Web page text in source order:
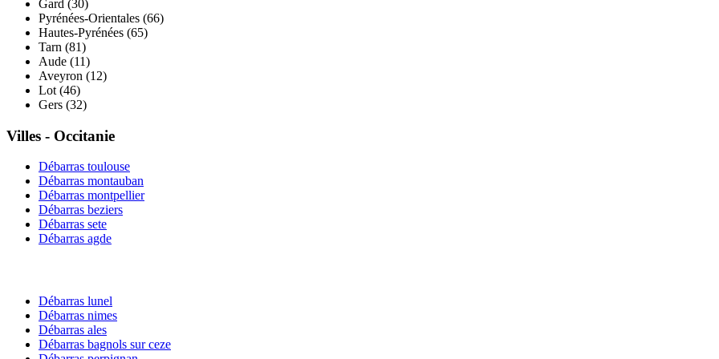
Gard (30)
Pyrénées-Orientales (66)
Hautes-Pyrénées (65)
Tarn (81)
Aude (11)
Aveyron (12)
Lot (46)
Gers (32)
Villes - Occitanie
Débarras toulouse
Débarras montauban
Débarras montpellier
Débarras beziers
Débarras sete
Débarras agde
Débarras lunel
Débarras nimes
Débarras ales
Débarras bagnols sur ceze